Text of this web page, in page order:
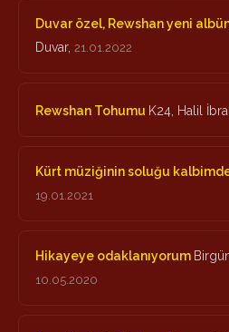
Duvar özel, Rewshan yeni
Duvar, 21.01.2022
Rewshan Tohumu K24, Halil
Kürt müziğinin soluğu
19.01.2021
Hikayeye odaklanıyorum
10.05.2020